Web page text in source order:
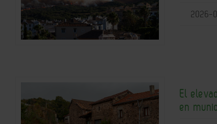
2026-
El
en